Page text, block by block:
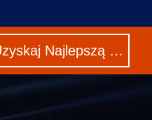
Uzyskaj Najlepszą Cenę